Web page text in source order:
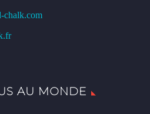
chalk.com
AU MONDE